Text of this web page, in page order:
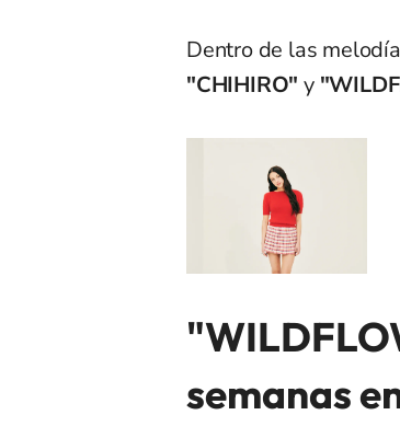
Dentro de las
"CHIHIRO" y
semanas